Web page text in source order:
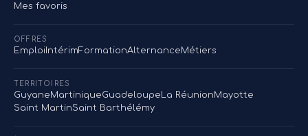
Mes favoris
OFFRES
EmploiIntérimFormationAlternanceMétiers
TERRITOIRES
GuyaneMartiniqueGuadeloupe La RéunionMayotte
Saint MartinSaint Barthélémy